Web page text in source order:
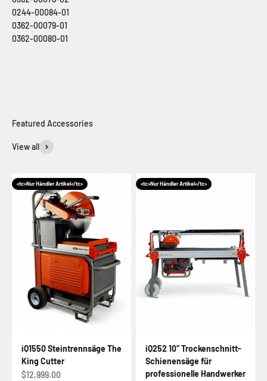
0244-00084-01
0362-00079-01
0362-00080-01
View all
<tc>Nur Händler Artikel</tc>
iQ1550 Steintrennsäge The
King Cutter
Angebot
$12,999.00
<tc>Nur Händler Artikel</tc>
iQ252 10“ Trockenschnitt-
Schienensäge für
professionelle Handwerker